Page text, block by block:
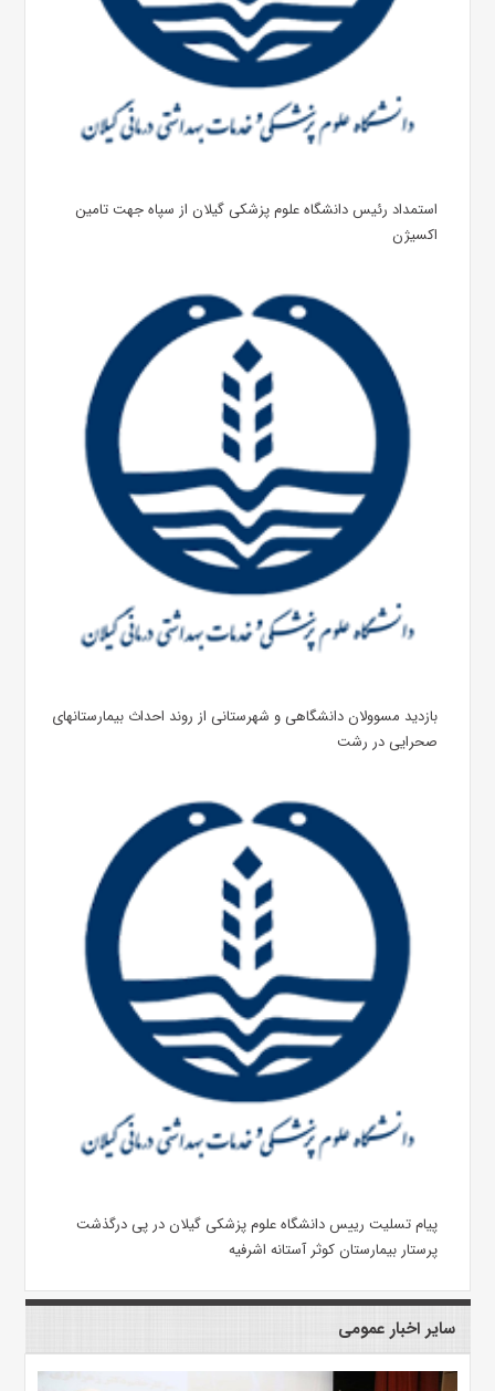
استمداد رئیس دانشگاه علوم پزشکی گیلان از سپاه جهت تامین
اکسیژن
بازدید مسوولان دانشگاهی و شهرستانی از روند احداث بیمارستانهای
صحرایی در رشت
پیام تسلیت رییس دانشگاه علوم پزشکی گیلان در پی درگذشت
پرستار بیمارستان کوثر آستانه اشرفیه
سایر اخبار عمومی